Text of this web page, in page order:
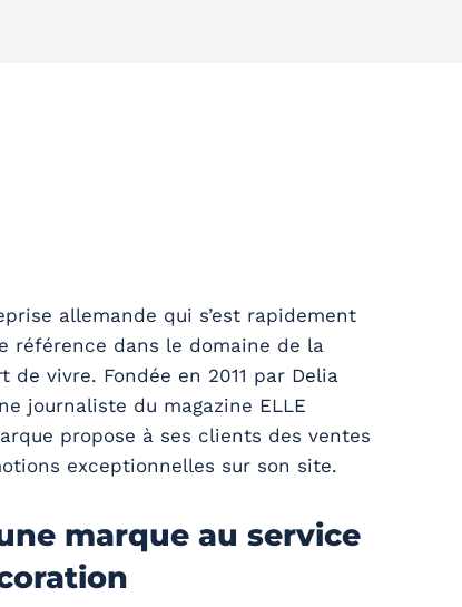
allemande qui s’est rapidement
référence dans le domaine de la
de vivre. Fondée en 2011 par Delia
journaliste du magazine ELLE
propose à ses clients des ventes
exceptionnelles sur son site.
marque au service